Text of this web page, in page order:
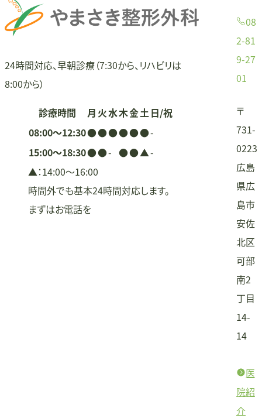
ゲ
ー
シ
24時間対応、早朝診療（7:30から、リハビリは
8:00から）
診療時間 月 火水木金土日/祝
08:00〜12:30●●●●●●-
15:00〜18:30●●- ●●▲-
▲：14:00〜16:00
時間外でも基本24時間対応します。
まずはお電話を
08
2-81
9-27
01
〒
731-
0223
広島
県広
島市
安佐
北区
可部
南2
丁目
14-
14
医
院紹
介